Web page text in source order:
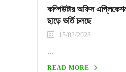
কম্পিউটার অফিস
ছাড়ে ভর্তি চলছে
15/02/2023
READ MORE